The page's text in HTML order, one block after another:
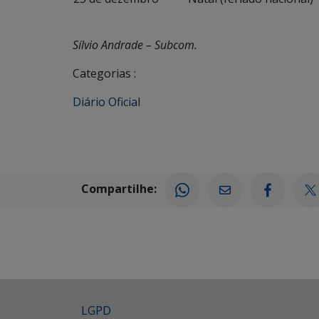
Sílvio Andrade – Subcom.
Categorias :
Diário Oficial
Compartilhe:
LGPD